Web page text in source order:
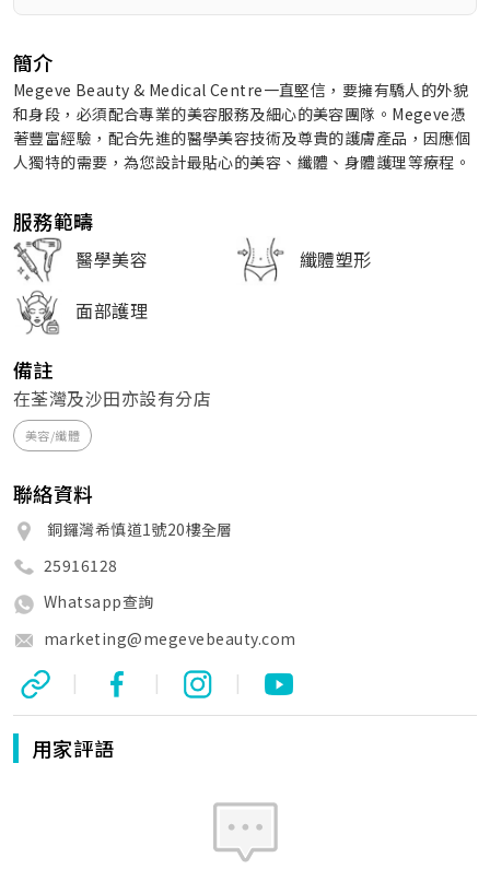
簡介
Megeve Beauty & Medical Centre一直堅信，要擁有驕人的外貌
和身段，必須配合專業的美容服務及細心的美容團隊。Megeve憑
著豐富經驗，配合先進的醫學美容技術及尊貴的護膚產品，因應個
人獨特的需要，為您設計最貼心的美容、纖體、身體護理等療程。
服務範疇
醫學美容
纖體塑形
面部護理
備註
在荃灣及沙田亦設有分店
美容/纖體
聯絡資料
銅鑼灣希慎道1號20樓全層
25916128
Whatsapp查詢
marketing@megevebeauty.com
| | |
用家評語